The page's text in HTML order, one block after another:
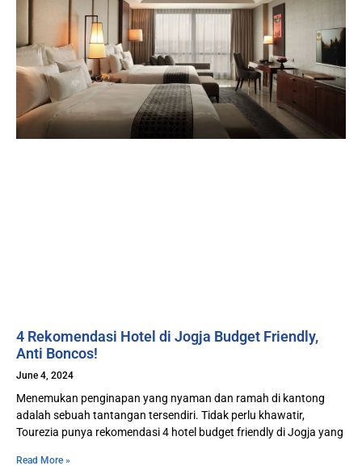
4 Rekomendasi Hotel di Jogja Budget Friendly,
Anti Boncos!
June 4, 2024
Menemukan penginapan yang nyaman dan ramah di kantong
adalah sebuah tantangan tersendiri. Tidak perlu khawatir,
Tourezia punya rekomendasi 4 hotel budget friendly di Jogja yang
Read More »